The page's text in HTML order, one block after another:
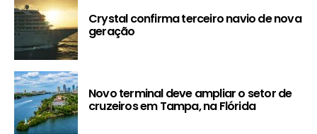
Crystal confirma terceiro navio de nova
geração
Novo terminal deve ampliar o setor de
cruzeiros em Tampa, na Flórida